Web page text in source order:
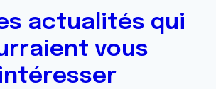
actualités qui
vous